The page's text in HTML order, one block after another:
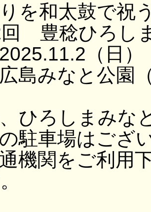
を和太鼓で祝
回 豊稔ひろし
2025.11.2（日
島みなと公園
ひろしまみな
駐車場はござ
機関をご利用